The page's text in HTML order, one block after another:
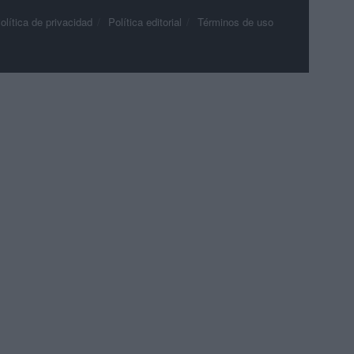
de privacidad Política editorial Términos de uso